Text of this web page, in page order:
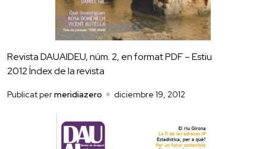
Revista DAUAlDEU, núm. 2, en format PDF – Estiu
2012 Índex de la revista
Publicat permeridiazero diciembre 19, 2012